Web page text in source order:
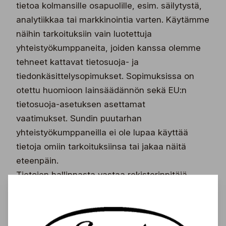
tietoa kolmansille osapuolille, esim. säilytystä,
analytiikkaa tai markkinointia varten. Käytämme
näihin tarkoituksiin vain luotettuja
yhteistyökumppaneita, joiden kanssa olemme
tehneet kattavat tietosuoja- ja
tiedonkäsittelysopimukset. Sopimuksissa on
otettu huomioon lainsäädännön sekä EU:n
tietosuoja-asetuksen asettamat
vaatimukset. Sundin puutarhan
yhteistyökumppaneilla ei ole lupaa käyttää
tietoja omiin tarkoituksiinsa tai jakaa näitä
eteenpäin.
Tietojen hallinnasta vastaa rekisterinpitäjä,
varmistamiseksi, aina kulunvalvonnasta ja